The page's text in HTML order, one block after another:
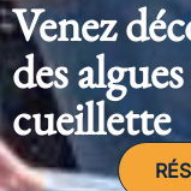
Venez
des
cueillette